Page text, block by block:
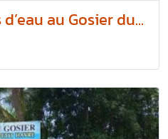
au Gosier du...